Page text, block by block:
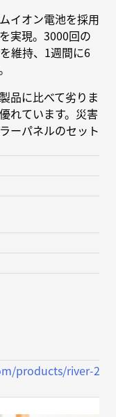
イオン電池を採用
実現。3000回の
維持、1週間に6
品に比べて劣りま
れています。災害
ーパネルのセット
products/river-2-